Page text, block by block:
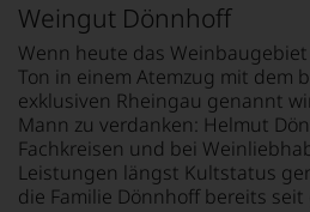
Fachpublikationen
unseren
Aussendungen
oder
in
unserem
Webshop,
um
9 °C
ALKOHOLGEHALT
8,5 % Vol.
RESTSÜSSE
50,5 g/L
5,4
0 g
0 g
Weingut Dönnhoff
Wenn heute das
Ton in einem Atemzug mit dem
exklusiven Rheingau genannt
Mann zu verdanken: Helmut
Fachkreisen und bei
Leistungen längst Kultstatus
die Familie Dönnhoff bereits